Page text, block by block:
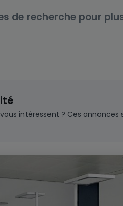
de recherche pour
intéressent ? Ces annonces